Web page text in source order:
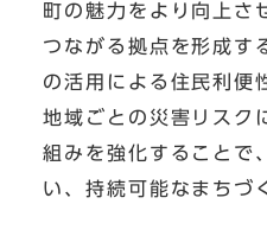
町の魅力をより向上さ
つながる拠点を形成す
の活用による住民利便
地域ごとの災害リスク
組みを強化することで
い、持続可能なまちづ